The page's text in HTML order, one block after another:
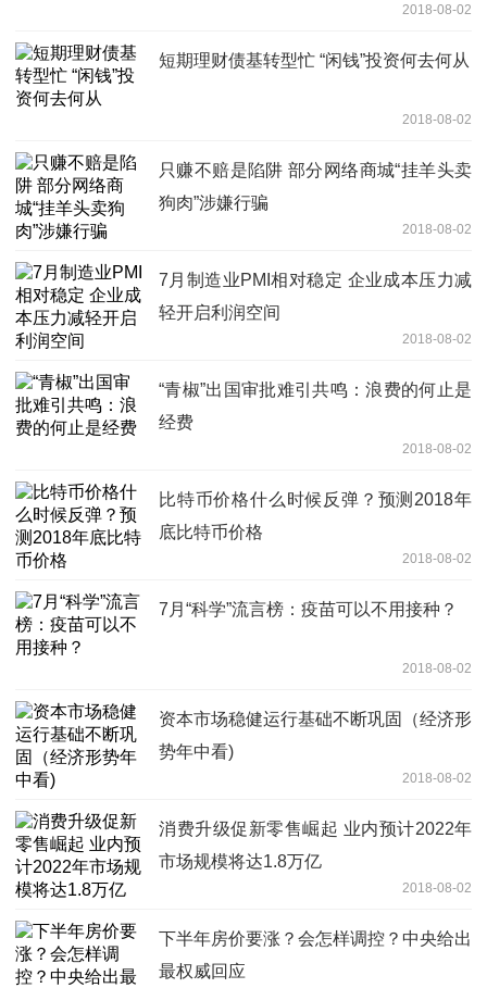
2018-08-02
短期理财债基转型忙 “闲钱”投资何去何从
2018-08-02
只赚不赔是陷阱 部分网络商城“挂羊头卖
狗肉”涉嫌行骗
2018-08-02
7月制造业PMI相对稳定 企业成本压力减
轻开启利润空间
2018-08-02
“青椒”出国审批难引共鸣：浪费的何止是
经费
2018-08-02
比特币价格什么时候反弹？预测2018年
底比特币价格
2018-08-02
7月“科学”流言榜：疫苗可以不用接种？
2018-08-02
资本市场稳健运行基础不断巩固（经济形
势年中看)
2018-08-02
消费升级促新零售崛起 业内预计2022年
市场规模将达1.8万亿
2018-08-02
下半年房价要涨？会怎样调控？中央给出
最权威回应